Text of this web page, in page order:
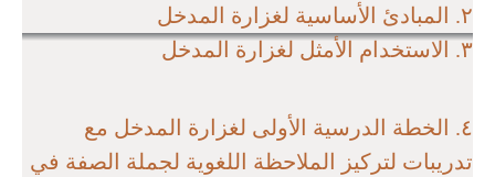
٢. المبادئ الأساسية لغزارة المدخل
٣. الاستخدام الأمثل لغزارة المدخل
٤. الخطة الدرسية الأولى لغزارة المدخل مع
تدريبات لتركيز الملاحظة اللغوية لجملة الصفة في